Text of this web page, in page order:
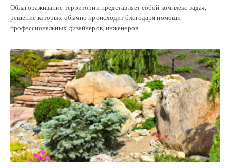
Облагораживание территории представляет собой комплекс задач,
решение которых обычно происходит благодаря помощи
профессиональных дизайнеров, инженеров…